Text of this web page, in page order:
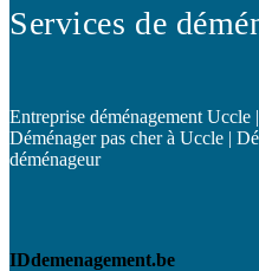
Services de
Entreprise déménagement
Déménager pas cher à Uccle |
déménageur
IDdemenagement.be